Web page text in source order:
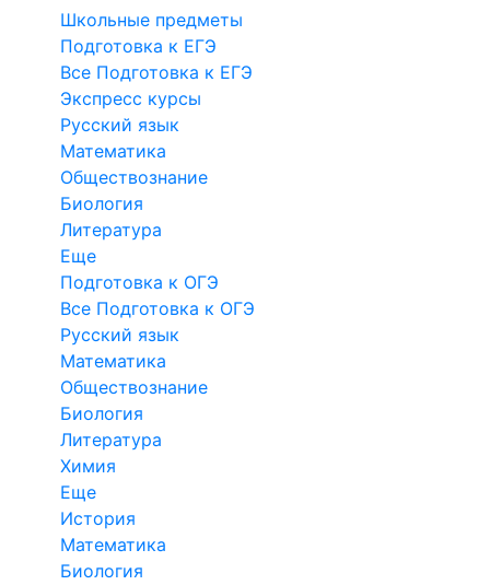
Школьные предметы
Подготовка к ЕГЭ
Все Подготовка к ЕГЭ
Экспресс курсы
Русский язык
Математика
Обществознание
Биология
Литература
Еще
Подготовка к ОГЭ
Все Подготовка к ОГЭ
Русский язык
Математика
Обществознание
Биология
Литература
Химия
Еще
История
Математика
Биология